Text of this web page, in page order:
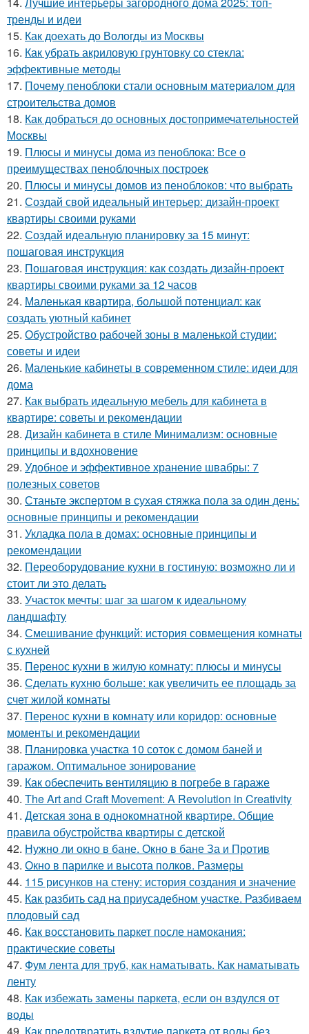
тренды и идеи
15. Как доехать до Вологды из Москвы
16. Как убрать акриловую грунтовку со стекла:
эффективные методы
17. Почему пеноблоки стали основным материалом для
строительства домов
18. Как добраться до основных достопримечательностей
Москвы
19. Плюсы и минусы дома из пеноблока: Все о
преимуществах пеноблочных построек
20. Плюсы и минусы домов из пеноблоков: что выбрать
21. Создай свой идеальный интерьер: дизайн-проект
квартиры своими руками
22. Создай идеальную планировку за 15 минут:
пошаговая инструкция
23. Пошаговая инструкция: как создать дизайн-проект
квартиры своими руками за 12 часов
24. Маленькая квартира, большой потенциал: как
создать уютный кабинет
25. Обустройство рабочей зоны в маленькой студии:
советы и идеи
26. Маленькие кабинеты в современном стиле: идеи для
дома
27. Как выбрать идеальную мебель для кабинета в
квартире: советы и рекомендации
28. Дизайн кабинета в стиле Минимализм: основные
принципы и вдохновение
29. Удобное и эффективное хранение швабры: 7
полезных советов
30. Станьте экспертом в сухая стяжка пола за один день:
основные принципы и рекомендации
31. Укладка пола в домах: основные принципы и
рекомендации
32. Переоборудование кухни в гостиную: возможно ли и
стоит ли это делать
33. Участок мечты: шаг за шагом к идеальному
ландшафту
34. Смешивание функций: история совмещения комнаты
с кухней
35. Перенос кухни в жилую комнату: плюсы и минусы
36. Сделать кухню больше: как увеличить ее площадь за
счет жилой комнаты
37. Перенос кухни в комнату или коридор: основные
моменты и рекомендации
38. Планировка участка 10 соток с домом баней и
гаражом. Оптимальное зонирование
39. Как обеспечить вентиляцию в погребе в гараже
40. The Art and Craft Movement: A Revolution in Creativity
41. Детская зона в однокомнатной квартире. Общие
правила обустройства квартиры с детской
42. Нужно ли окно в бане. Окно в бане За и Против
43. Окно в парилке и высота полков. Размеры
44. 115 рисунков на стену: история создания и значение
45. Как разбить сад на приусадебном участке. Разбиваем
плодовый сад
46. Как восстановить паркет после намокания:
практические советы
47. Фум лента для труб, как наматывать. Как наматывать
ленту
48. Как избежать замены паркета, если он вздулся от
воды
49. Как предотвратить вздутие паркета от воды без